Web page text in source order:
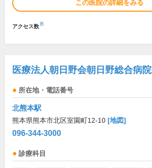
この医院の詳細をみる
アクセス数※
医療法人朝日野会朝日野総合病院
所在地・電話番号
北熊本駅
熊本県熊本市北区室園町12-10 [地図]
096-344-3000
診療科目